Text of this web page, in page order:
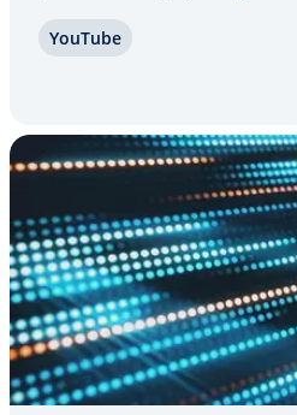
Ninguna otra página web
YouTube